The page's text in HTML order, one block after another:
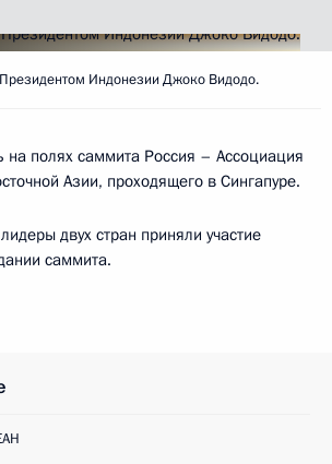
Президентом Индонезии Джоко Видодо.
на полях саммита Россия – Ассоциация
Азии, проходящего в Сингапуре.
двух стран приняли участие
саммита.